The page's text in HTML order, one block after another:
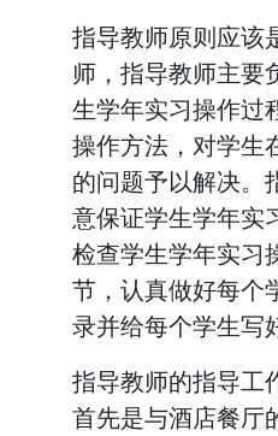
指导教师原则应该
师，指导教师主要
生学年实习操作过
操作方法，对学生
的问题予以解决。
意保证学生学年实
检查学生学年实习
节，认真做好每个
录并给每个学生写
指导教师的指导工
首先是与酒店餐厅